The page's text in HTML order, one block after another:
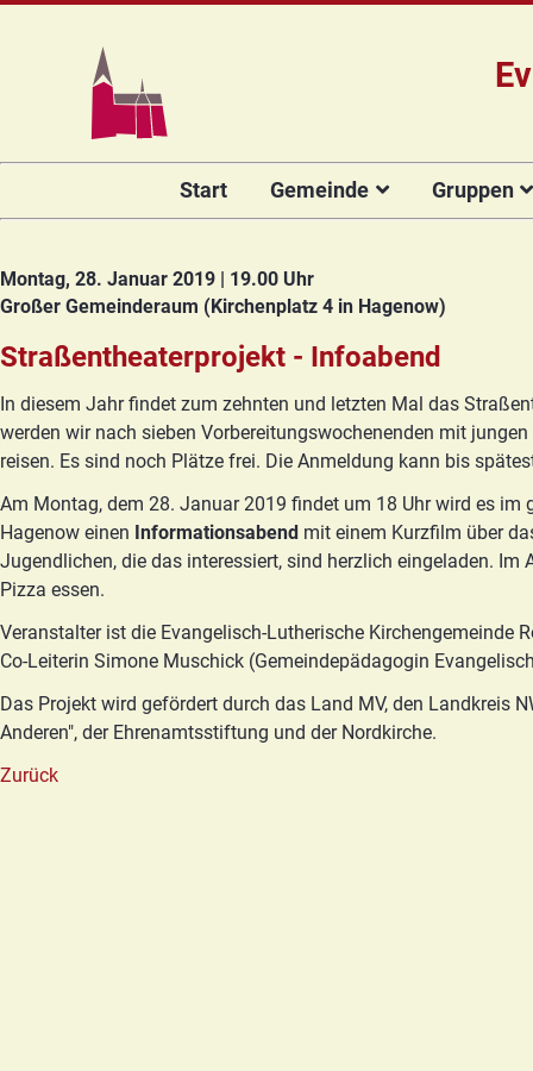
überspringen
Start Gemeinde
Das Team
Stiftung Regenbogen
Unsere Kirche
Glocken für Hagenow
Rückblick
Prävention
Gruppen
Für
Blaues
Montag, 28. Januar 2019 | 19.00 Uhr
Großer Gemeinderaum (Kirchenplatz 4 in Hagenow)
Straßentheaterprojekt - Infoabend
In diesem Jahr findet zum zehnten und letzten Mal das
werden wir nach sieben Vorbereitungswochenenden mit
reisen. Es sind noch Plätze frei. Die Anmeldung kann bis
Am Montag, dem 28. Januar 2019 findet um 18 Uhr wird es
Hagenow einen Informationsabend mit einem Kurzfilm über
Jugendlichen, die das interessiert, sind herzlich eingeladen.
Pizza essen.
Veranstalter ist die Evangelisch-Lutherische Kirchengemeinde
Co-Leiterin Simone Muschick (Gemeindepädagogin
Das Projekt wird gefördert durch das Land MV, den Landkreis
Anderen", der Ehrenamtsstiftung und der Nordkirche.
Zurück